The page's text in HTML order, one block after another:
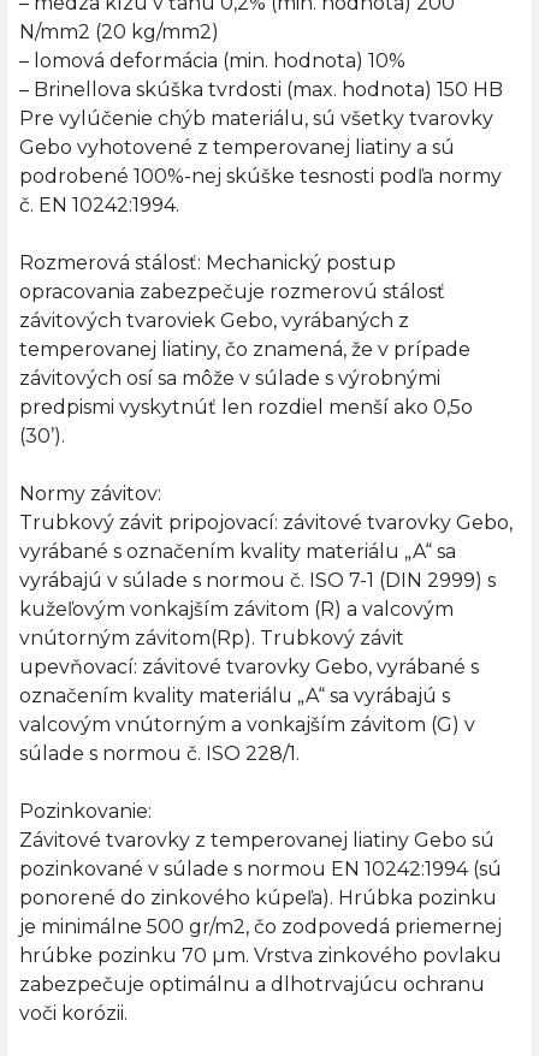
N/mm2 (20 kg/mm2)
– lomová deformácia (min. hodnota) 10%
– Brinellova skúška tvrdosti (max. hodnota) 150 HB
Pre vylúčenie chýb materiálu, sú všetky tvarovky
Gebo vyhotovené z temperovanej liatiny a sú
podrobené 100%-nej skúške tesnosti podľa normy
č. EN 10242:1994.
Rozmerová stálosť: Mechanický postup
opracovania zabezpečuje rozmerovú stálosť
závitových tvaroviek Gebo, vyrábaných z
temperovanej liatiny, čo znamená, že v prípade
závitových osí sa môže v súlade s výrobnými
predpismi vyskytnúť len rozdiel menší ako 0,5o
(30’).
Normy závitov:
Trubkový závit pripojovací: závitové tvarovky Gebo,
vyrábané s označením kvality materiálu „A“ sa
vyrábajú v súlade s normou č. ISO 7-1 (DIN 2999) s
kužeľovým vonkajším závitom (R) a valcovým
vnútorným závitom(Rp). Trubkový závit
upevňovací: závitové tvarovky Gebo, vyrábané s
označením kvality materiálu „A“ sa vyrábajú s
valcovým vnútorným a vonkajším závitom (G) v
súlade s normou č. ISO 228/1.
Pozinkovanie:
Závitové tvarovky z temperovanej liatiny Gebo sú
pozinkované v súlade s normou EN 10242:1994 (sú
ponorené do zinkového kúpeľa). Hrúbka pozinku
je minimálne 500 gr/m2, čo zodpovedá priemernej
hrúbke pozinku 70 µm. Vrstva zinkového povlaku
zabezpečuje optimálnu a dlhotrvajúcu ochranu
voči korózii.